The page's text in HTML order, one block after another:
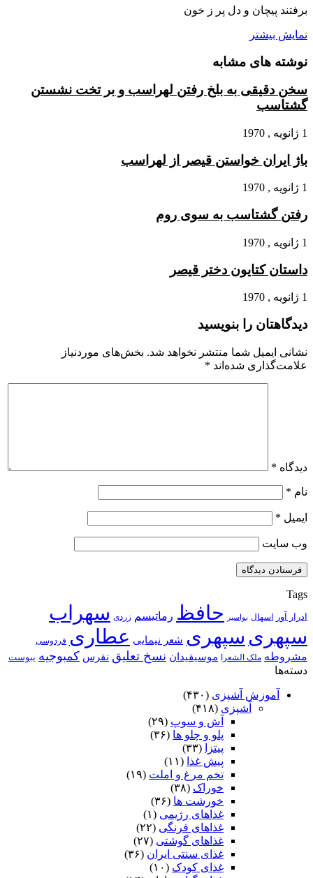
برفتند پیچان و دل پر ز خون‏
نمایش بیشتر
نوشته های مشابه
سخن دقیقى‏ به بلخ رفتن لهراسب و بر تخت نشستن
گشتاسب
1 ژانویه , 1970
باژ ایران خواستن قیصر از لهراسب
1 ژانویه , 1970
رفتن گشتاسب به سوى روم
1 ژانویه , 1970
داستان کتایون دختر قیصر
1 ژانویه , 1970
دیدگاهتان را بنویسید
نشانی ایمیل شما منتشر نخواهد شد. بخش‌های موردنیاز
علامت‌گذاری شده‌اند *
دیدگاه *
نام *
ایمیل *
وب‌ سایت
Tags
ادرار آور اسهال بواسیر حافظ رماتیسم زردی سهراب
سپهری سپهری شعر نیمایی عطاری فردوسی
مشروطه ملک الشعرا موسیقیدان نسخ تعلیق نقرس کمبوجیه یبوست
دسته‌ها
آموزش آشپزی (۴۳۰)
آشپزی (۴۱۸)
آش و سوپ (۲۹)
پلو و چلو ها (۳۶)
پیتزا
(۳۳)
پیش غذا (۱۱)
تخم مرغ و املت (۱۹)
خوراک (۳۸)
خورشت ها (۳۶)
غذاهای رژیمی (۱)
غذاهای فرنگی (۲۲)
غذاهای گوشتی (۲۷)
غذای سنتی ایران (۳۶)
غذای کودک (۱۰)